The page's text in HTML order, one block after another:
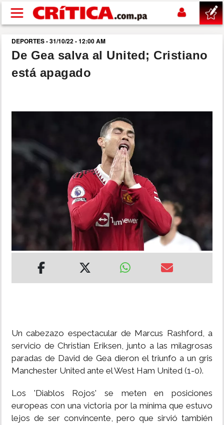
Pasar al contenido principal
buscar
SUCESOS
SHOW
INSÓLITAS
MULTIMEDIA
DEPORTES - 31/10/22 - 12:00 AM
De Gea salva al United; Cristiano
está apagado
Un cabezazo espectacular de Marcus Rashford, a
servicio de Christian Eriksen, junto a las milagrosas
paradas de David de Gea dieron el triunfo a un gris
Manchester United ante el West Ham United (1-0).
Los 'Diablos Rojos' se meten en posiciones
europeas con una victoria por la mínima que estuvo
lejos de ser convincente, pero que sirvió también